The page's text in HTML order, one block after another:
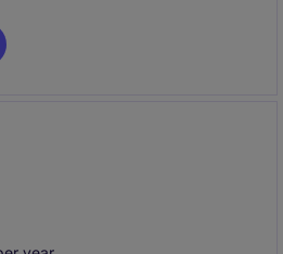
waar jij hét
alle payroll gerelateerde